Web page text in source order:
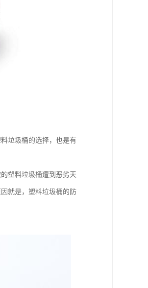
垃圾桶的选择，也是有
塑料垃圾桶遭到恶劣天
就是，塑料垃圾桶的防